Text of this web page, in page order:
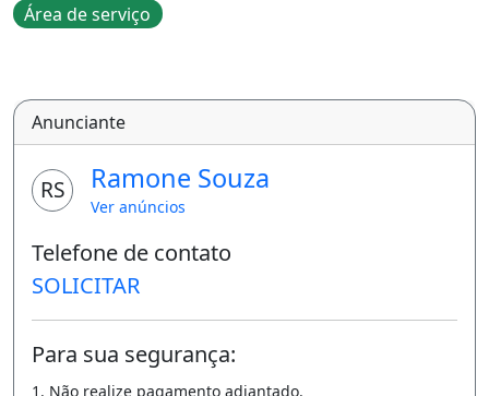
Área de serviço
Anunciante
RS Ramone Souza
Ver anúncios
Telefone de contato
SOLICITAR
Para sua segurança:
1. Não realize pagamento adiantado.